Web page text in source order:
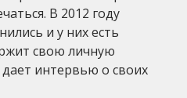
В 2012 году
и у них есть
свою личную
интервью о своих